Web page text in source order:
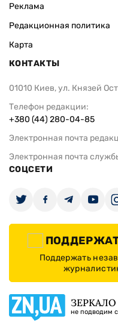
Реклама
Редакционная политика
Карта
КОНТАКТЫ
01010 Киев, ул. Князей
Телефон редакции:
+380 (44) 280-04-85
Электронная почта
Электронная почта
СОЦСЕТИ
Поддержать
не подводим